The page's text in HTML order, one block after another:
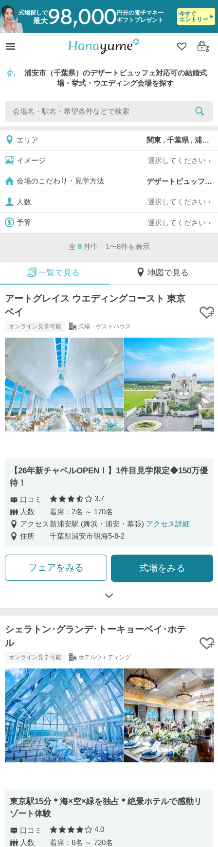
式場探しで
最大98,000 円分の電子マネー
ギフトプレゼント
今すぐ
エントリー
クリップ
ログ
浦安市（千葉県）のデザートビュッフェ対応可の結婚式
場・挙式・ウエディング会場を探す
エリア 関東 , 千葉県 , 浦安市
イメージ 選択してください
会場のこだわり・見学方法 デザートビュッフェ対応可,
人数 選択してください
予算 選択してください
全 8 件中 1〜8件を表示
一覧で見る 地図で見る
アートグレイス ウエディングコースト 東京
ベイ
オンライン見学可能 式場・ゲストハウス
【26年新チャペルOPEN！】1件目見学限定◆150万優
待！
口コミ 口コミ評価
3.7
人数
着席：2名 ～ 170名
アクセス 新浦安駅 (舞浜・浦安・幕張) アクセス詳細
住所
千葉県浦安市明海5-8-2
フェアをみる 式場をみる
シェラトン･グランデ･トーキョーベイ･ホテ
ル
オンライン見学可能 ホテルウエディング
東京駅15分＊海×空×緑を独占＊絶景ホテルで感動リ
ゾート体験
口コミ 口コミ評価
4.0
人数
着席：6名 ～ 720名